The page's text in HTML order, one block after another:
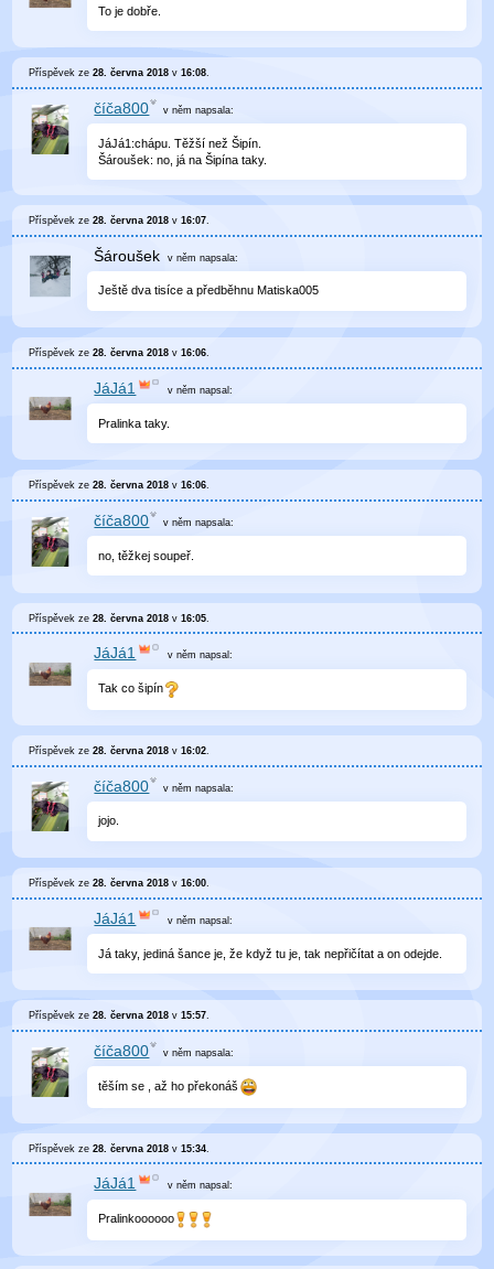
To je dobře.
Příspěvek ze28. června 2018 v16:08.
číča800 v něm napsala:
JáJá1:chápu. Těžší než Šipín.
Šároušek: no, já na Šipína taky.
Příspěvek ze28. června 2018 v16:07
Šároušek v něm napsala:
Ještě dva tisíce a předběhnu Matiska005
Příspěvek ze28. června 2018 v16:06.
JáJá1 v něm napsal:
Pralinka taky.
Příspěvek ze28. června 2018 v16:06.
číča800 v něm napsala:
no, těžkej soupeř.
Příspěvek ze28. června 2018 v16:05
JáJá1 v něm napsal:
Tak co šipín
Příspěvek ze28. června 2018 v16:02
číča800 v něm napsala:
jojo.
Příspěvek ze28. června 2018 v16:00.
JáJá1 v něm napsal:
Já taky, jediná šance je, že když tu je, tak nepřičítat a on odejde.
Příspěvek ze28. června 2018 v15:57.
číča800 v něm napsala:
těším se , až ho překonáš
Příspěvek ze28. června 2018 v15:34
JáJá1 v něm napsal:
Pralinkoooooo